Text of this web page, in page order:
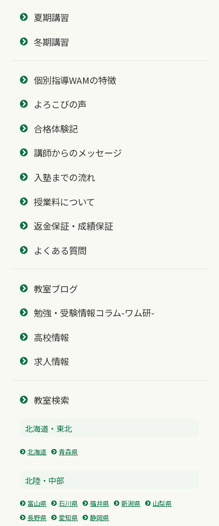
夏期講習
冬期講習
個別指導WAMの特徴
よろこびの声
合格体験記
講師からのメッセージ
入塾までの流れ
授業料について
返金保証・成績保証
よくある質問
教室ブログ
勉強・受験情報コラム-ワム研-
高校情報
求人情報
教室検索
北海道・東北
北海道 青森県
北陸・中部
富山県 石川県 福井県 新潟県
山梨県
長野県
愛知県 静岡県